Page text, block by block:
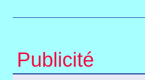
Publicité